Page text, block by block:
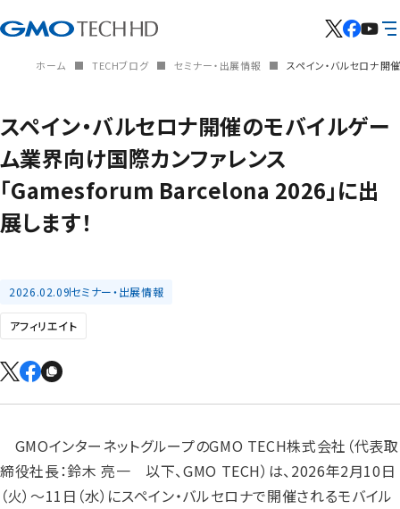
ホーム TECHブログ セミナー・出展情報 スペイン・バルセロナ
スペイン・バルセロナ開催のモバイルゲー
ム業界向け国際カンファレンス
「Gamesforum Barcelona 2026」に出
展します！
2026.02.09セミナー・出展情報
アフィリエイト
GMOインターネットグループのGMO TECH株式会社（代表取
締役社長：鈴木 亮一 以下、GMO TECH）は、2026年2月10日
（火）～11日（水）にスペイン・バルセロナで開催されるモバイル